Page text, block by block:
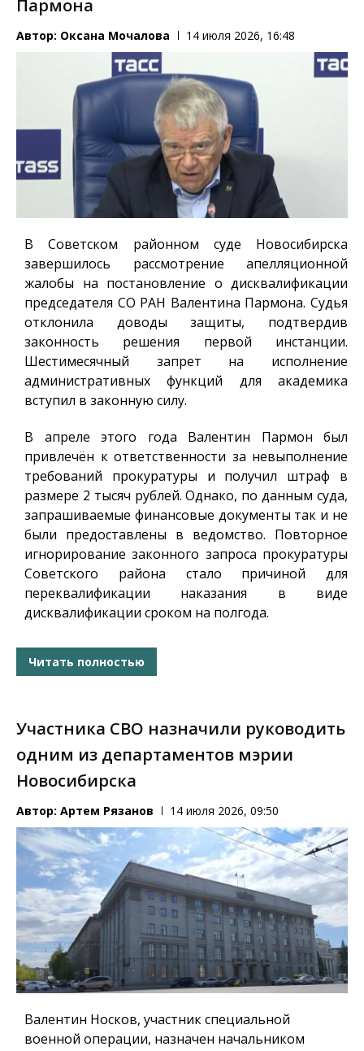
Пармона
Автор: Оксана Мочалова 14 июля 2026, 16:48
В Советском районном суде Новосибирска
завершилось рассмотрение апелляционной
жалобы на постановление о дисквалификации
председателя СО РАН Валентина Пармона. Судья
отклонила доводы защиты, подтвердив
законность решения первой инстанции.
Шестимесячный запрет на исполнение
административных функций для академика
вступил в законную силу.
В апреле этого года Валентин Пармон был
привлечён к ответственности за невыполнение
требований прокуратуры и получил штраф в
размере 2 тысяч рублей. Однако, по данным суда,
запрашиваемые финансовые документы так и не
были предоставлены в ведомство. Повторное
игнорирование законного запроса прокуратуры
Советского района стало причиной для
переквалификации наказания в виде
дисквалификации сроком на полгода.
Читать полностью
Участника СВО назначили руководить
одним из департаментов мэрии
Новосибирска
Автор: Артем Рязанов 14 июля 2026, 09:50
Валентин Носков, участник специальной
военной операции, назначен начальником